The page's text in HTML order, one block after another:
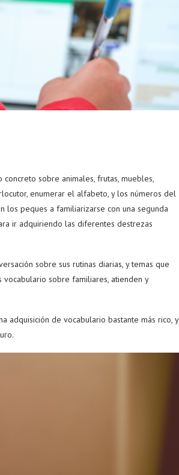
sobre animales, frutas, muebles,
enumerar el alfabeto, y los números del
los peques a familiarizarse con una segunda
ir adquiriendo las diferentes destrezas
sobre sus rutinas diarias, y temas que
vocabulario sobre familiares, atienden y
adquisición de vocabulario bastante más rico, y